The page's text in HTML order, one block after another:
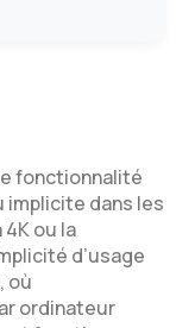
fonctionnalité
implicite dans les
ou la
d’usage
où
ordinateur